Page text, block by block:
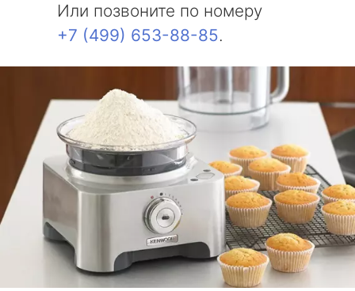
Или позвоните по номеру
+7 (499) 653-88-85.